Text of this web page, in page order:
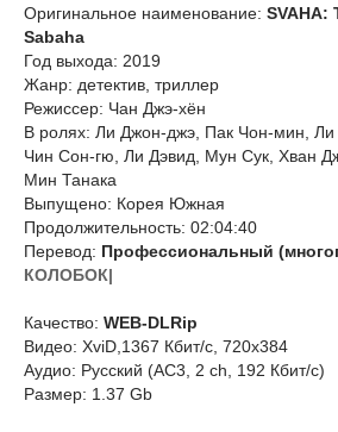
Оригинальное наименование: SVAHA:
Sabaha
Год выхода: 2019
Жанр: детектив, триллер
Режиссер: Чан Джэ-хён
В ролях: Ли Джон-джэ, Пак Чон-мин,
Чин Сон-гю, Ли Дэвид, Мун Сук, Хван
Мин Танака
Выпущено: Корея Южная
Продолжительность: 02:04:40
Перевод: Профессиональный
КОЛОБОК|
Качество: WEB-DLRip
Видео: XviD,1367 Кбит/с, 720x384
Аудио: Русский (AC3, 2 ch, 192 Кбит/с)
Размер: 1.37 Gb